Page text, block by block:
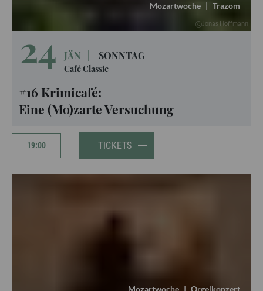
Mozartwoche | Trazom
Jonas Hoffmann
24 JÄN SONNTAG
Café Classic
#16 Krimicafé:
Eine (Mo)zarte Versuchung
19:00 TICKETS